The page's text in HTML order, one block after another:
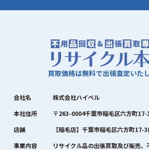
買取価格は無料で出張査定いた
会社名
株式会社ハイペル
本社住所
〒263-0004千葉市稲毛区六方町
店舗
【稲毛店】千葉市稲毛区六方町17-
事業内容
リサイクル品の出張買取及び販売